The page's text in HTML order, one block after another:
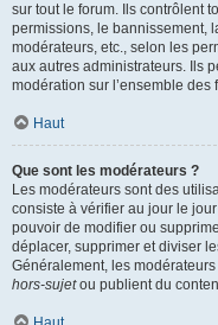
sur tout le forum. Ils contrôlent
permissions, le bannissement,
modérateurs, etc., selon les
aux autres administrateurs. Ils
modération sur l’ensemble
Haut
Que sont les modérateurs ?
Les modérateurs sont des
consiste à vérifier au jour le
pouvoir de modifier ou
déplacer, supprimer et diviser
Généralement, les
hors-sujetou publient du